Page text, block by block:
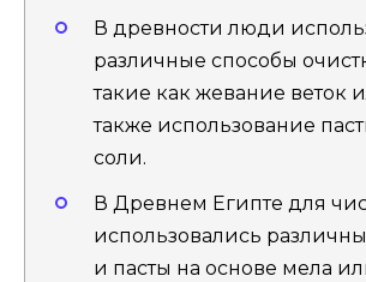
В древности люди
различные способы
такие как жевание веток
также использование
соли.
В Древнем Египте для
использовались
и пасты на основе мела